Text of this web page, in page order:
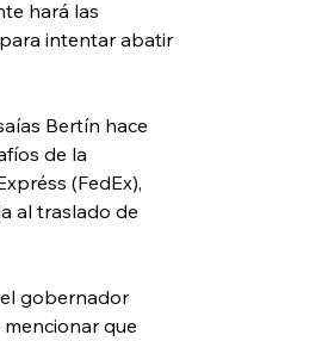
hará las
intentar abatir
Bertín hace
de la
(FedEx),
al traslado de
gobernador
que